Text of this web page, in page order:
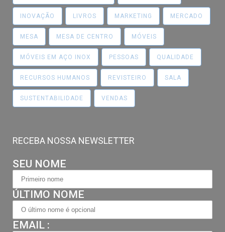
INOVAÇÃO LIVROS MARKETING MERCADO
MESA MESA DE CENTRO MÓVEIS
MÓVEIS EM AÇO INOX PESSOAS QUALIDADE
RECURSOS HUMANOS REVISTEIRO SALA
SUSTENTABILIDADE VENDAS
RECEBA NOSSA NEWSLETTER
SEU NOME
ÚLTIMO NOME
EMAIL :